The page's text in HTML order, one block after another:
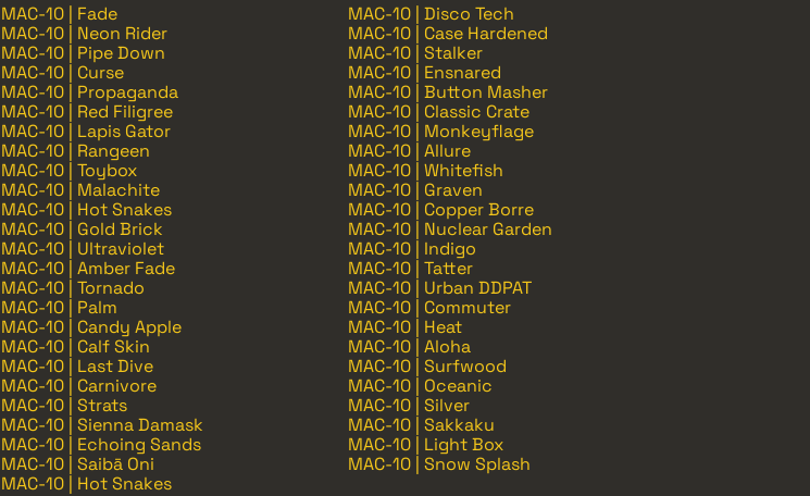
MAC-10 | Fade
MAC-10 | Disco Tech
MAC-10 | Neon Rider
MAC-10 | Case Hardened
MAC-10 | Pipe Down
MAC-10 | Stalker
MAC-10 | Curse
MAC-10 | Ensnared
MAC-10 | Propaganda
MAC-10 | Button Masher
MAC-10 | Red Filigree
MAC-10 | Classic Crate
MAC-10 | Lapis Gator
MAC-10 | Monkeyflage
MAC-10 | Rangeen
MAC-10 | Allure
MAC-10 | Toybox
MAC-10 | Whitefish
MAC-10 | Malachite
MAC-10 | Graven
MAC-10 | Hot Snakes
MAC-10 | Copper Borre
MAC-10 | Gold Brick
MAC-10 | Nuclear Garden
MAC-10 | Ultraviolet
MAC-10 | Indigo
MAC-10 | Amber Fade
MAC-10 | Tatter
MAC-10 | Tornado
MAC-10 | Urban DDPAT
MAC-10 | Palm
MAC-10 | Commuter
MAC-10 | Candy Apple
MAC-10 | Heat
MAC-10 | Calf Skin
MAC-10 | Aloha
MAC-10 | Last Dive
MAC-10 | Surfwood
MAC-10 | Carnivore
MAC-10 | Oceanic
MAC-10 | Strats
MAC-10 | Silver
MAC-10 | Sienna Damask
MAC-10 | Sakkaku
MAC-10 | Echoing Sands
MAC-10 | Light Box
MAC-10 | Saibā Oni
MAC-10 | Snow Splash
MAC-10 | Hot Snakes